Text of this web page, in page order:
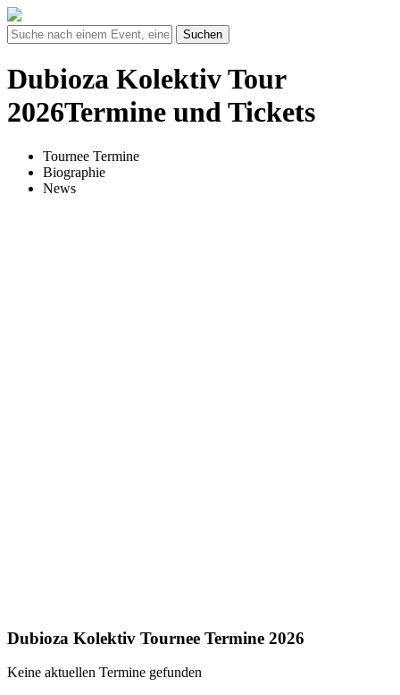
Suchen
Dubioza Kolektiv Tour
2026Termine und Tickets
Tournee Termine
Biographie
News
Dubioza Kolektiv Tournee Termine 2026
Keine aktuellen Termine gefunden